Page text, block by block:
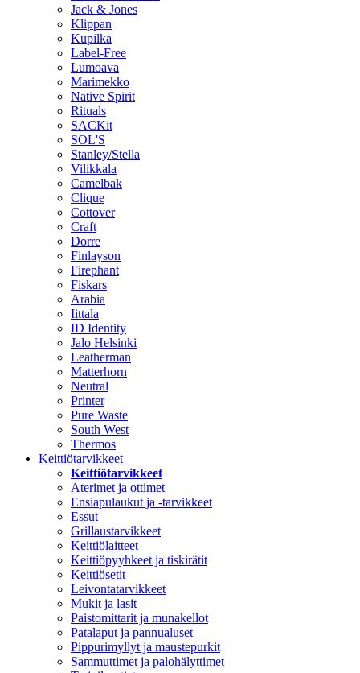
Jack & Jones
Klippan
Kupilka
Label-Free
Lumoava
Marimekko
Native Spirit
Rituals
SACKit
SOL'S
Stanley/Stella
Vilikkala
Camelbak
Clique
Cottover
Craft
Dorre
Finlayson
Firephant
Fiskars
Arabia
Iittala
ID Identity
Jalo Helsinki
Leatherman
Matterhorn
Neutral
Printer
Pure Waste
South West
Thermos
Keittiötarvikkeet
Keittiötarvikkeet
Aterimet ja ottimet
Ensiapulaukut ja -tarvikkeet
Essut
Grillaustarvikkeet
Keittiölaitteet
Keittiöpyyhkeet ja tiskirätit
Keittiösetit
Leivontatarvikkeet
Mukit ja lasit
Paistomittarit ja munakellot
Patalaput ja pannualuset
Pippurimyllyt ja maustepurkit
Sammuttimet ja palohälyttimet